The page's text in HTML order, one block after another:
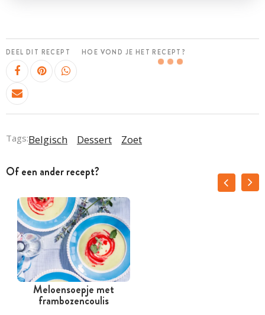
DEEL DIT RECEPT HOE VOND JE HET RECEPT?
Tags:Belgisch Dessert Zoet
Of een ander recept?
Meloensoepje met
frambozencoulis